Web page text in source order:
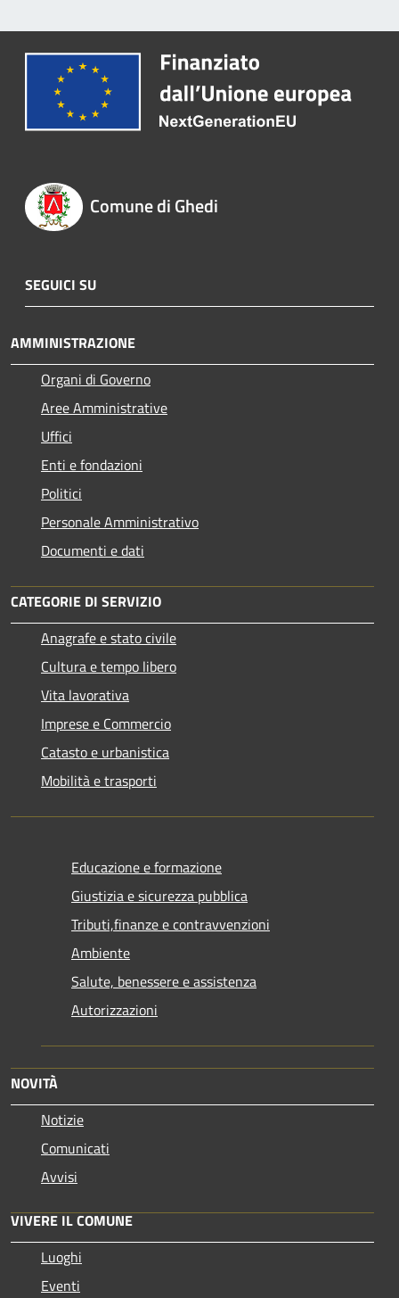
Comune di Ghedi
SEGUICI SU
AMMINISTRAZIONE
Organi di Governo
Aree Amministrative
Uffici
Enti e fondazioni
Politici
Personale Amministrativo
Documenti e dati
CATEGORIE DI SERVIZIO
Anagrafe e stato civile
Cultura e tempo libero
Vita lavorativa
Imprese e Commercio
Catasto e urbanistica
Mobilità e trasporti
Educazione e formazione
Giustizia e sicurezza pubblica
Tributi,finanze e contravvenzioni
Ambiente
Salute, benessere e assistenza
Autorizzazioni
NOVITÀ
Notizie
Comunicati
Avvisi
VIVERE IL COMUNE
Luoghi
Eventi